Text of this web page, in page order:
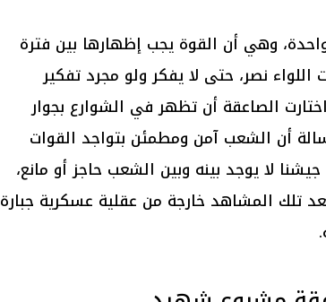
وهي أن القوة يجب إظهارها بين فترة
نصر، حتى لا يفكر ولو مجرد تفكير
الصاعقة أن تظهر في الشوارع بجوار
أن الشعب آمن ومطمئن بتواجد القوات
لا يوجد بينه وبين الشعب حاجز أو مانع،
تلك المشاهد خارجة من عقلية عسكرية جبارة